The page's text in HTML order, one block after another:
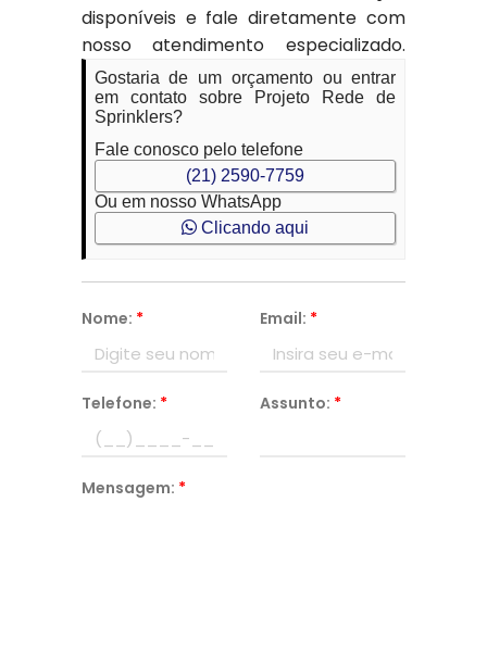
disponíveis e fale diretamente com
nosso atendimento especializado.
Gostaria de um orçamento ou entrar
em contato sobre Projeto Rede de
Sprinklers?
Fale conosco pelo telefone
(21) 2590-7759
Ou em nosso WhatsApp
Clicando aqui
Nome: * Email: *
Telefone: * Assunto: *
Mensagem: *